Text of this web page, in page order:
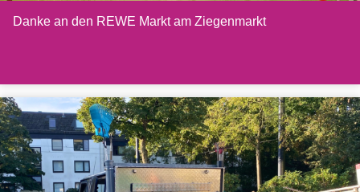
Danke an den REWE Markt am Ziegenmarkt